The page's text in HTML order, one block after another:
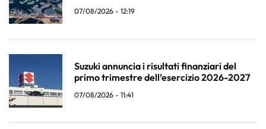
07/08/2026 - 12:19
Suzuki annuncia i risultati finanziari del
primo trimestre dell’esercizio 2026-2027
07/08/2026 - 11:41